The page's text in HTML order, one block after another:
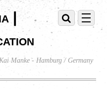
|
Manke - Hamburg / Germany